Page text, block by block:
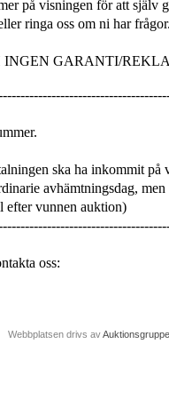
på visningen för att själv
ringa oss om ni har
GARANTI/
ska ha inkommit på
avhämtningsdag,
efter vunnen auktion)
oss:
Webbplatsen drivs av